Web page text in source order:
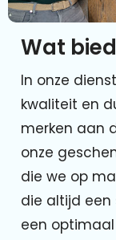
Wat
In onze
kwaliteit en
merken aan
onze
die we op
die altijd een
een